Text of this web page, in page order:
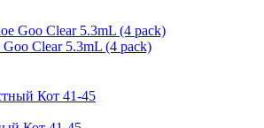
Clear 5.3mL (4 pack)